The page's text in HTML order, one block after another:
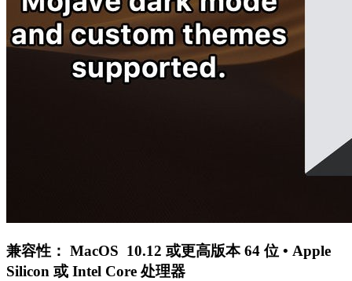
兼容性： MacOS 10.12 或更高版本 64 位 • Apple
Silicon 或 Intel Core 处理器